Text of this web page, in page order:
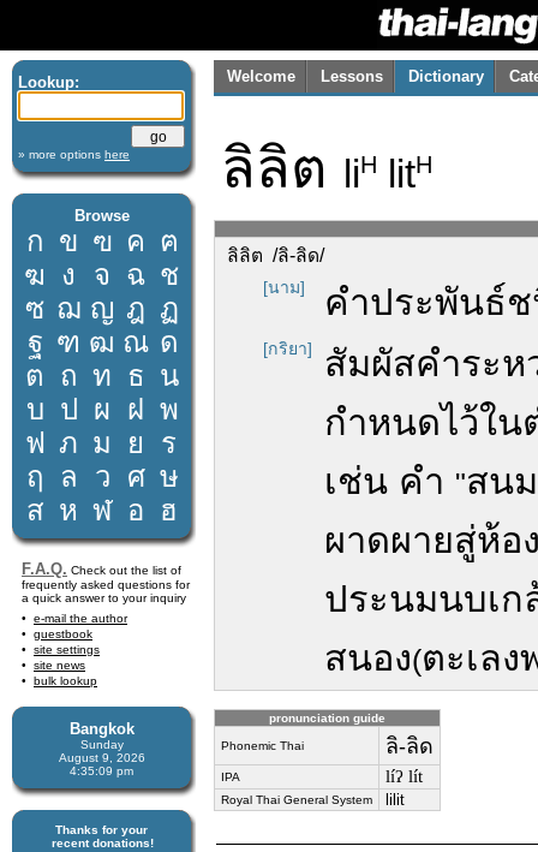
Lookup:
» more options here
Browse
ก ข ฃ ค ฅ
ฆ ง จ ฉ ช
ซ ฌ ญ ฎ ฏ
ฐ ฑ ฒ ณ ด
ต ถ ท ธ น
บ ป ผ ฝ พ
ฟ ภ ม ย
ร
ฤ
ล ว ศ ษ
ส ห ฬ อ ฮ
F.A.Q. Check out the list of
frequently asked questions for
a quick answer to your inquiry
e-mail the author
guestbook
site settings
site news
bulk lookup
Bangkok
Sunday
August 9, 2026
4:35:09 pm
Thanks for your
recent donations!
Welcome Lessons Dictionary
ลิลิต liH litH
ลิลิต /ลิ-ลิด/
[นาม] คำประพันธ์
[กริยา]
สัมผัสคำระ
กำหนดไว้ใ
เช่น คำ "สนม
ผาดผายสู่ห้
ประนมนบเก
สนอง(ตะเล
pronunciation guide
Phonemic Thai ลิ-ลิด
IPA líʔ lít
Royal Thai General System lilit